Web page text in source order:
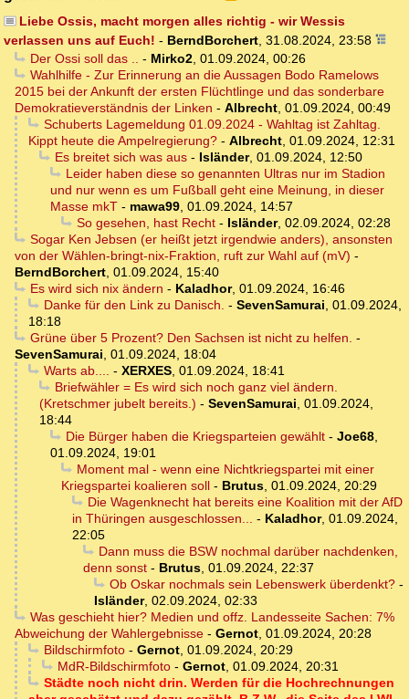
Liebe Ossis, macht morgen alles richtig - wir Wessis
verlassen uns auf Euch! - BerndBorchert, 31.08.2024, 23:58
Der Ossi soll das .. - Mirko2, 01.09.2024, 00:26
Wahlhilfe - Zur Erinnerung an die Aussagen Bodo Ramelows
2015 bei der Ankunft der ersten Flüchtlinge und das sonderbare
Demokratieverständnis der Linken - Albrecht, 01.09.2024, 00:49
Schuberts Lagemeldung 01.09.2024 - Wahltag ist Zahltag.
Kippt heute die Ampelregierung? - Albrecht, 01.09.2024, 12:31
Es breitet sich was aus- Isländer, 01.09.2024, 12:50
Leider haben diese so genannten Ultras nur im Stadion
und nur wenn es um Fußball geht eine Meinung, in dieser
Masse mkT - mawa99, 01.09.2024, 14:57
So gesehen, hast Recht- Isländer, 02.09.2024, 02:28
Sogar Ken Jebsen (er heißt jetzt irgendwie anders), ansonsten
von der Wählen-bringt-nix-Fraktion, ruft zur Wahl auf (mV) -
BerndBorchert, 01.09.2024, 15:40
Es wird sich nix ändern - Kaladhor, 01.09.2024, 16:46
Danke für den Link zu Danisch. - SevenSamurai, 01.09.2024,
18:18
Grüne über 5 Prozent? Den Sachsen ist nicht zu helfen. -
SevenSamurai, 01.09.2024, 18:04
Warts ab.... - XERXES, 01.09.2024, 18:41
Briefwähler = Es wird sich noch ganz viel ändern.
(Kretschmer jubelt bereits.) - SevenSamurai, 01.09.2024,
18:44
Die Bürger haben die Kriegsparteien gewählt- Joe68,
01.09.2024, 19:01
Moment mal - wenn eine Nichtkriegspartei mit einer
Kriegspartei koalieren soll - Brutus, 01.09.2024, 20:29
Die Wagenknecht hat bereits eine Koalition mit der AfD
in Thüringen ausgeschlossen... - Kaladhor, 01.09.2024,
22:05
Dann muss die BSW nochmal darüber nachdenken,
denn sonst - Brutus, 01.09.2024, 22:37
Ob Oskar nochmals sein Lebenswerk überdenkt?-
Isländer, 02.09.2024, 02:33
Was geschieht hier? Medien und offz. Landesseite Sachen: 7%
Abweichung der Wahlergebnisse - Gernot, 01.09.2024, 20:28
Bildschirmfoto- Gernot, 01.09.2024, 20:29
MdR-Bildschirmfoto- Gernot, 01.09.2024, 20:31
Städte noch nicht drin. Werden für die Hochrechnungen